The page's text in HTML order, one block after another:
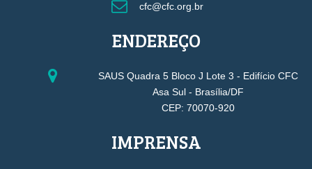
cfc@cfc.org.br
ENDEREÇO
SAUS Quadra 5 Bloco J Lote 3 - Edifício CFC
Asa Sul - Brasília/DF
CEP: 70070-920
IMPRENSA